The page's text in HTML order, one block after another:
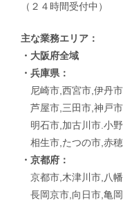
（２４時間受付中）
主な業務エリア：
・大阪府全域
・兵庫県：
尼崎市,西宮市,伊丹
芦屋市,三田市,神戸
明石市,加古川市.小
相生市,たつの市,赤穂
・京都府：
京都市,木津川市,八
長岡京市,向日市,亀岡